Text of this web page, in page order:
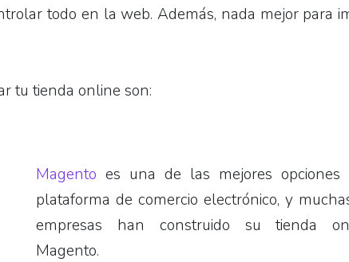
todo en la web. Además, nada mejor para
tu tienda online son:
Magento es una de las mejores opciones
plataforma de comercio electrónico, y
empresas han construido su tienda
Magento.